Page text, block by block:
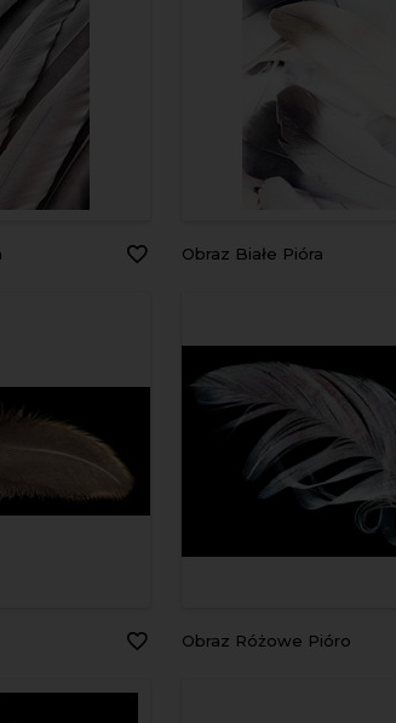
Obraz Białe Pióra
Obraz Różowe Pióro